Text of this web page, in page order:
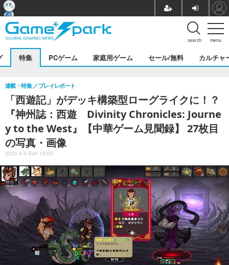
menu
search
特集 PCゲーム 家庭用ゲーム セール/無料 カルチャ
「西遊記」がデッキ構築型ローグライクに！？
『神州誌：西遊 Divinity Chronicles: Journe
y to the West』【中華ゲーム見聞録】 27枚目
の写真・画像
連載・特集 プレイレポート
2022.4.3 Sun 10:00